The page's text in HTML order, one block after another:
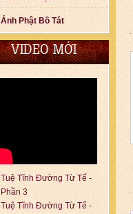
Ảnh Phật Bồ Tát
VIDEO MỚI
Tuệ Tĩnh Đường Từ Tế -
Phần 3
Tuệ Tĩnh Đường Từ Tế -